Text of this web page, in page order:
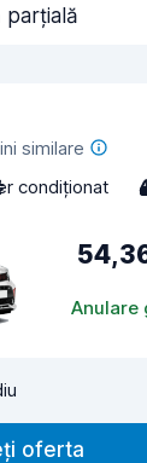
parțială
similare
condiționat
Anulare
oferta